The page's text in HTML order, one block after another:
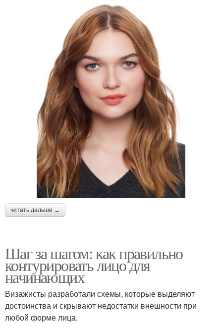
читать дальше →
Шаг за шагом: как правильно
контурировать лицо для
начинающих
Визажисты разработали схемы, которые выделяют
достоинства и скрывают недостатки внешности при
любой форме лица.